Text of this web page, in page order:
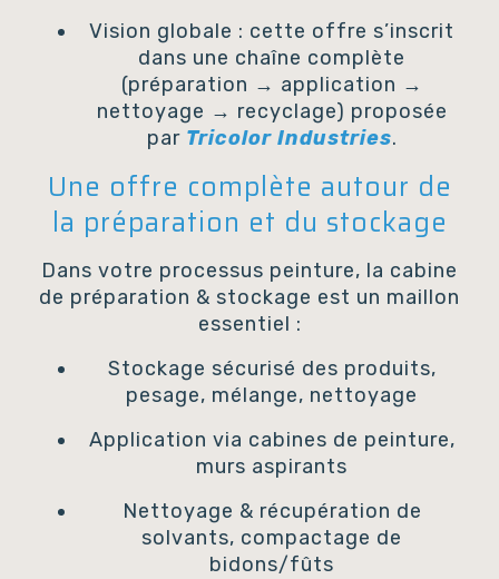
Vision globale : cette offre s’inscrit
dans une chaîne complète
(préparation → application →
nettoyage → recyclage) proposée
par Tricolor Industries.
Une offre complète autour de
la préparation et du stockage
Dans votre processus peinture, la cabine
de préparation & stockage est un maillon
essentiel :
Stockage sécurisé des produits,
pesage, mélange, nettoyage
Application via cabines de peinture,
murs aspirants
Nettoyage & récupération de
solvants, compactage de
bidons/fûts